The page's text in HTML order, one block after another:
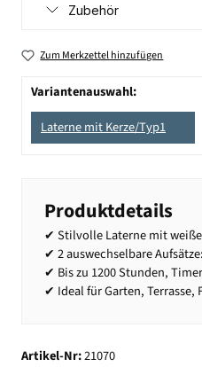
Zubehör
Zum Merkzettel hinzufügen
Variantenauswahl:
Laterne mit Kerze/Typ1
Produktdetails
✔ Stilvolle Laterne mit
✔ 2 auswechselbare
✔ Bis zu 1200 Stunden,
✔ Ideal für Garten, Terrasse,
Artikel-Nr:21070